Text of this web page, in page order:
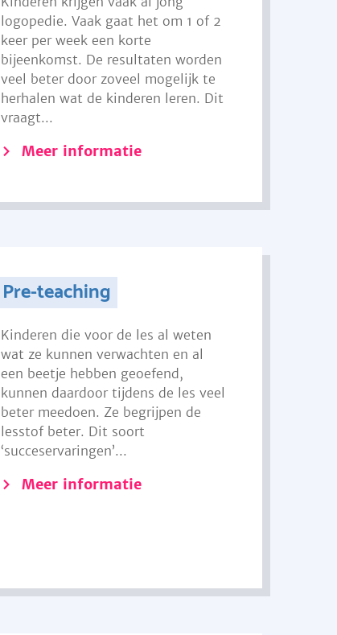
logopedie. Vaak gaat het om 1 of 2
keer per week een korte
bijeenkomst. De resultaten worden
veel beter door zoveel mogelijk te
herhalen wat de kinderen leren. Dit
vraagt...
Meer informatie
Pre-teaching
Kinderen die voor de les al weten
wat ze kunnen verwachten en al
een beetje hebben geoefend,
kunnen daardoor tijdens de les veel
beter meedoen. Ze begrijpen de
lesstof beter. Dit soort
‘succeservaringen’...
Meer informatie